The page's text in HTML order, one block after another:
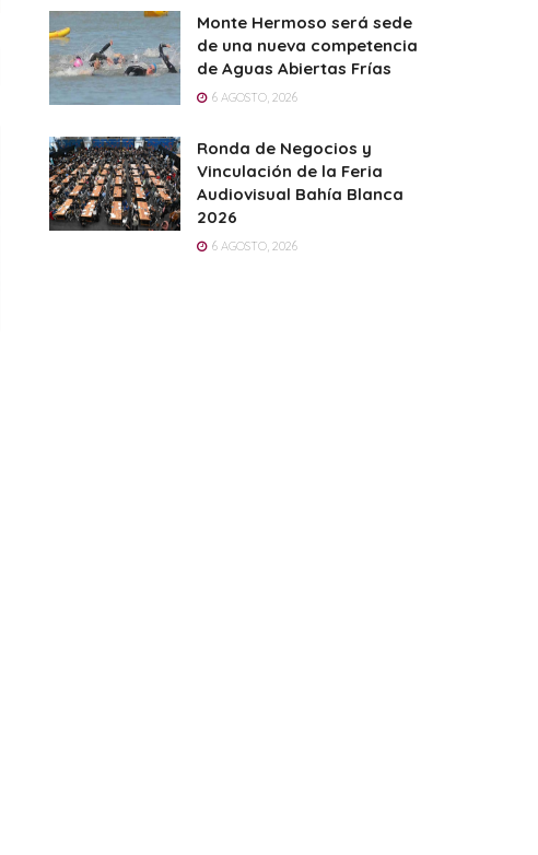
Monte Hermoso será sede
de una nueva competencia
de Aguas Abiertas Frías
6 AGOSTO, 2026
Ronda de Negocios y
Vinculación de la Feria
Audiovisual Bahía Blanca
2026
6 AGOSTO, 2026